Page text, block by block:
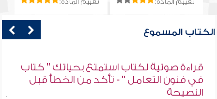
تقييم المادة: تقييم المادة:
الكتاب المسموع
قراءة صوتية لكتاب استمتع بحياتك " كتاب
في فنون التعامل " - تأكد من الخطأ قبل
النصيحة